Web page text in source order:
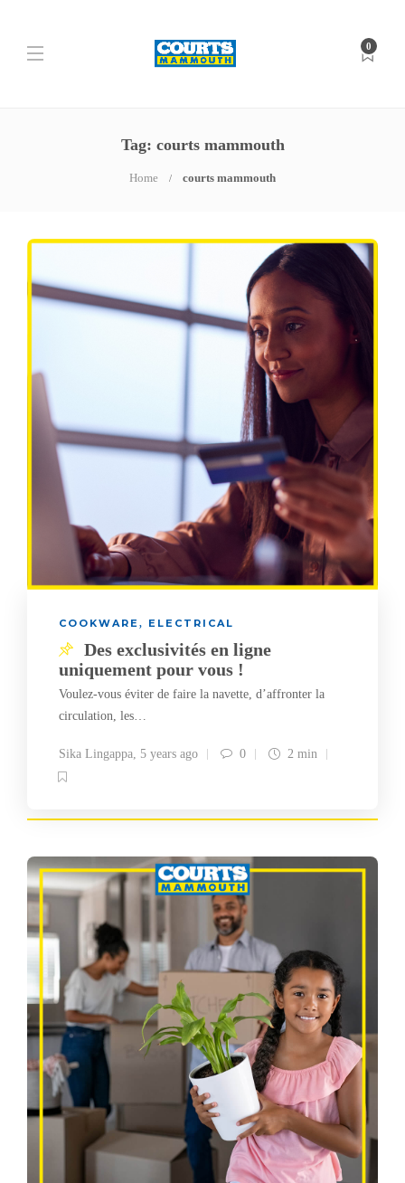
0
Tag: courts mammouth
Home courts mammouth
COOKWARE, ELECTRICAL
Des exclusivités en ligne
uniquement pour vous !
Voulez-vous éviter de faire la navette, d’affronter la
circulation, les…
Sika Lingappa, 5 years ago 0 2 min